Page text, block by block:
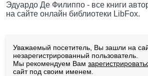
Эдуардо Де Филиппо - все книги
на сайте онлайн библиотеки LibFox.
Уважаемый посетитель, Вы зашли на
незарегистрированный пользователь.
Мы рекомендуем Вам
сайт под своим именем.